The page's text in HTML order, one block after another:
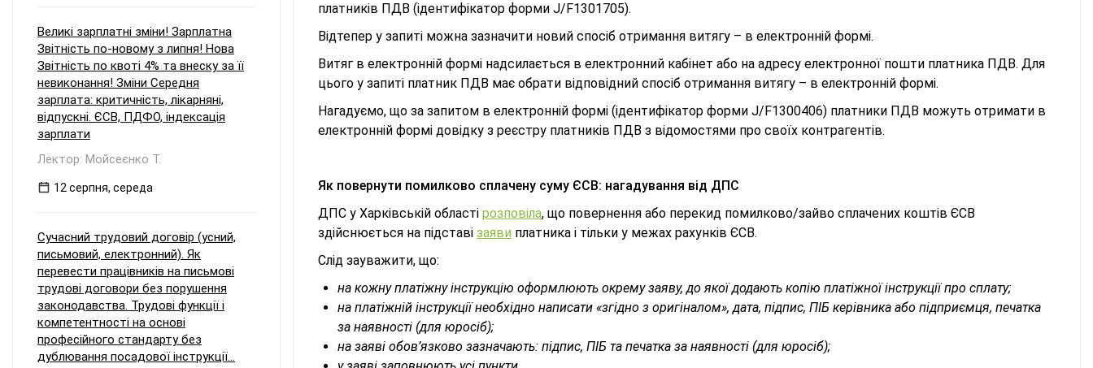
платників ПДВ (ідентифікатор форми J/F1301705).
Відтепер у запиті можна зазначити новий спосіб отримання витягу – в електронній формі.
Витяг в електронній формі надсилається в електронний кабінет або на адресу електронної пошти платника ПДВ. Для
цього у запиті платник ПДВ має обрати відповідний спосіб отримання витягу – в електронній формі.
Нагадуємо, що за запитом в електронній формі (ідентифікатор форми J/F1300406) платники ПДВ можуть отримати в
електронній формі довідку з реєстру платників ПДВ з відомостями про своїх контрагентів.
Як повернути помилково сплачену суму ЄСВ: нагадування від ДПС
ДПС у Харківській області розповіла, що повернення або перекид помилково/зайво сплачених коштів ЄСВ
здійснюється на підставі заяви платника і тільки у межах рахунків ЄСВ.
Слід зауважити, що:
на кожну платіжну інструкцію оформлюють окрему заяву, до якої додають копію платіжної інструкції про сплату;
на платіжній інструкції необхідно написати «згідно з оригіналом», дата, підпис, ПІБ керівника або підприємця, печатка
за наявності (для юросіб);
на заяві обов’язково зазначають: підпис, ПІБ та печатка за наявності (для юросіб);
Великі зарплатні зміни! Зарплатна
Звітність по-новому з липня! Нова
Звітність по квоті 4% та внеску за її
невиконання! Зміни Середня
зарплата: критичність, лікарняні,
відпускні. ЄСВ, ПДФО, індексація
зарплати
Лектор: Мойсеєнко Т.
12 серпня, середа
Сучасний трудовий договір (усний,
письмовий, електронний). Як
перевести працівників на письмові
трудові договори без порушення
законодавства. Трудові функції і
компетентності на основі
професійного стандарту без
дублювання посадової інструкції...